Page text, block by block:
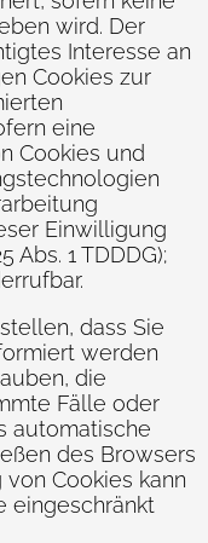
wird. Der
Interesse an
Cookies zur
eine
Cookies und
Einwilligung
Abs. 1 TDDDG);
dass Sie
werden
die
Fälle oder
automatische
des Browsers
Cookies kann
eingeschränkt